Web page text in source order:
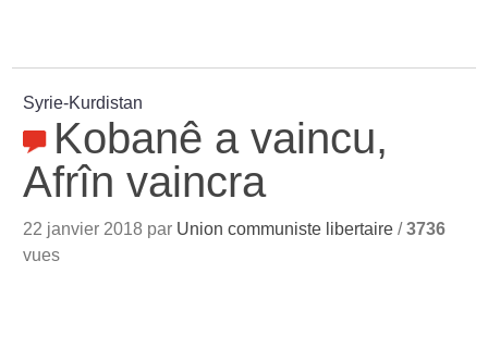
Syrie-Kurdistan
Kobanê a vaincu,
Afrîn vaincra
22 janvier 2018 par Union communiste libertaire /3736
vues